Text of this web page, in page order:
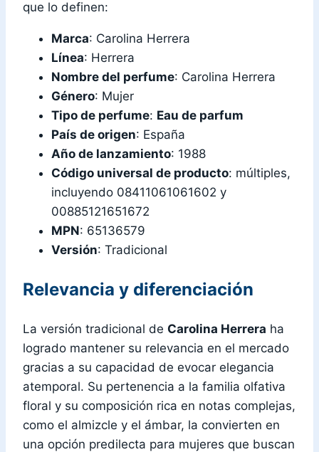
que lo definen:
Marca: Carolina Herrera
Línea: Herrera
Nombre del perfume: Carolina Herrera
Género: Mujer
Tipo de perfume: Eau de parfum
País de origen: España
Año de lanzamiento: 1988
Código universal de producto: múltiples,
incluyendo 08411061061602 y
00885121651672
MPN: 65136579
Versión: Tradicional
Relevancia y diferenciación
La versión tradicional de Carolina Herrera ha
logrado mantener su relevancia en el mercado
gracias a su capacidad de evocar elegancia
atemporal. Su pertenencia a la familia olfativa
floral y su composición rica en notas complejas,
como el almizcle y el ámbar, la convierten en
una opción predilecta para mujeres que buscan